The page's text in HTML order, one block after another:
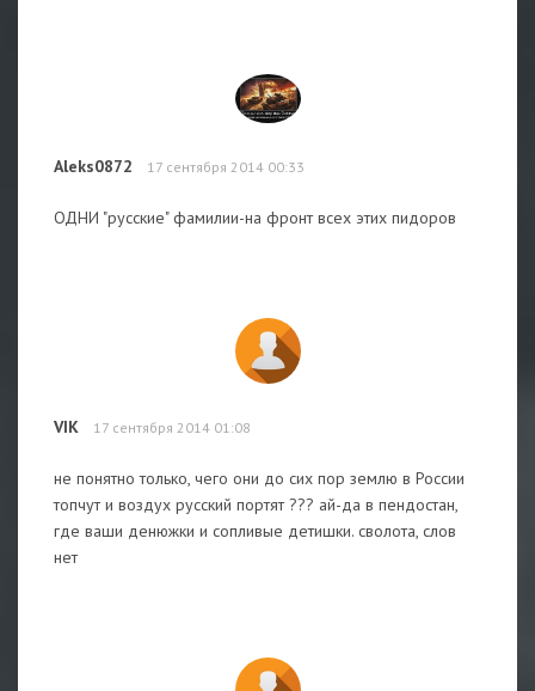
Aleks0872 17 сентября 2014 00:33
ОДНИ "русские" фамилии-на фронт всех этих пидоров
VIK 17 сентября 2014 01:08
не понятно только, чего они до сих пор землю в России
топчут и воздух русский портят ??? ай-да в пендостан,
где ваши денюжки и сопливые детишки. сволота, слов
нет